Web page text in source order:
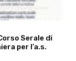
Serale di
per l’a.s.